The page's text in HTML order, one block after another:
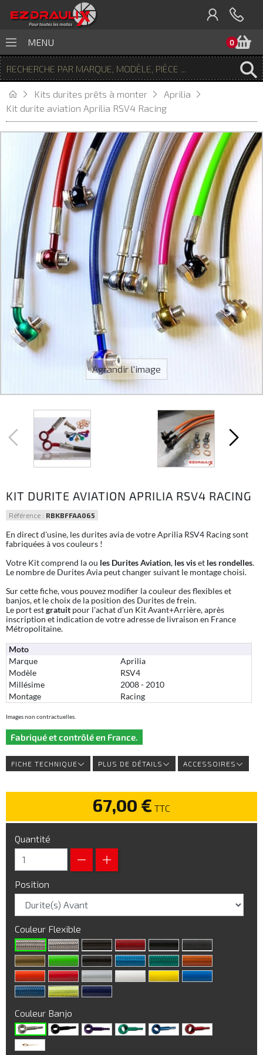
0
MENU
Kits durites prêts à monter
Aprilia
Kit durite aviation Aprilia RSV4 Racing
Agrandir l'image
KIT DURITE AVIATION APRILIA RSV4 RACING
Référence : RBKBFFAA065
En direct d'usine, les durites avia de votre Aprilia RSV4 Racing sont
fabriquées à vos couleurs !
Votre Kit comprend la ou les Durites Aviation, les viset les rondelles.
Le nombre de Durites Avia peut changer suivant le montage choisi.
Sur cette fiche, vous pouvez modifier la couleur des flexibles et
banjos, et le choix de la position des Durites de frein.
Le port estgratuit pour l'achat d'un Kit Avant+Arrière, après
inscription et indication de votre adresse de livraison en France
Métropolitaine.
Moto
Marque
Aprilia
Modèle
RSV4
Millésime
2008 - 2010
Montage
Racing
Images non contractuelles.
Fabriqué et contrôlé en France.
FICHE TECHNIQUE PLUS DE DÉTAILS ACCESSOIRES
67,00 € TTC
Quantité
Position
Couleur Flexible
Couleur Banjo